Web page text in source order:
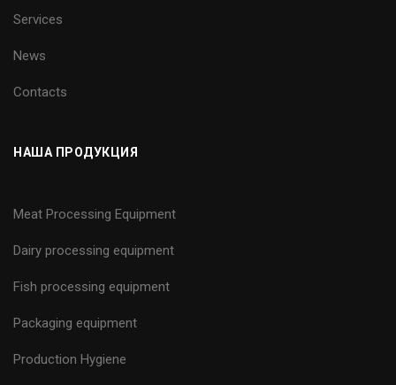
Services
News
Contacts
НАША ПРОДУКЦИЯ
Meat Processing Equipment
Dairy processing equipment
Fish processing equipment
Packaging equipment
Production Hygiene